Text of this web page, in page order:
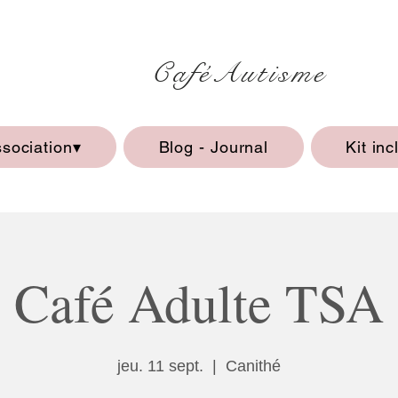
CaféAutisme
Blog - Journal Kit
Café Adulte TSA
jeu. 11 sept. Canithé